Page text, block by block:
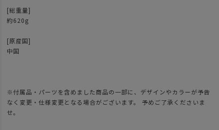
[総重量]
約620g
[原産国]
中国
※付属品・パーツを含めました商品の一部に、デザインやカラーが予告
なく変更・仕様変更となる場合がございます。 予めご了承くださいま
せ。